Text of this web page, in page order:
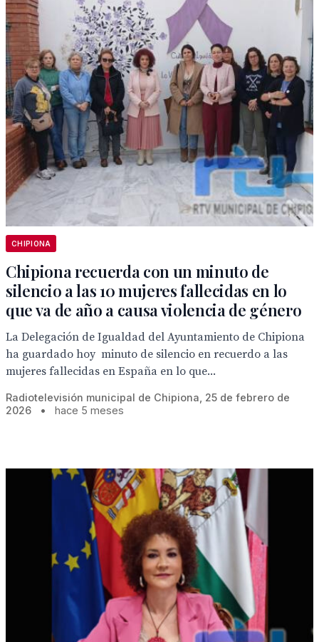
CHIPIONA
Chipiona recuerda con un minuto de
silencio a las 10 mujeres fallecidas en lo
que va de año a causa violencia de género
La Delegación de Igualdad del Ayuntamiento de Chipiona
ha guardado hoy minuto de silencio en recuerdo a las
mujeres fallecidas en España en lo que...
Radiotelevisión municipal de Chipiona, 25 de febrero de
2026
• hace 5 meses